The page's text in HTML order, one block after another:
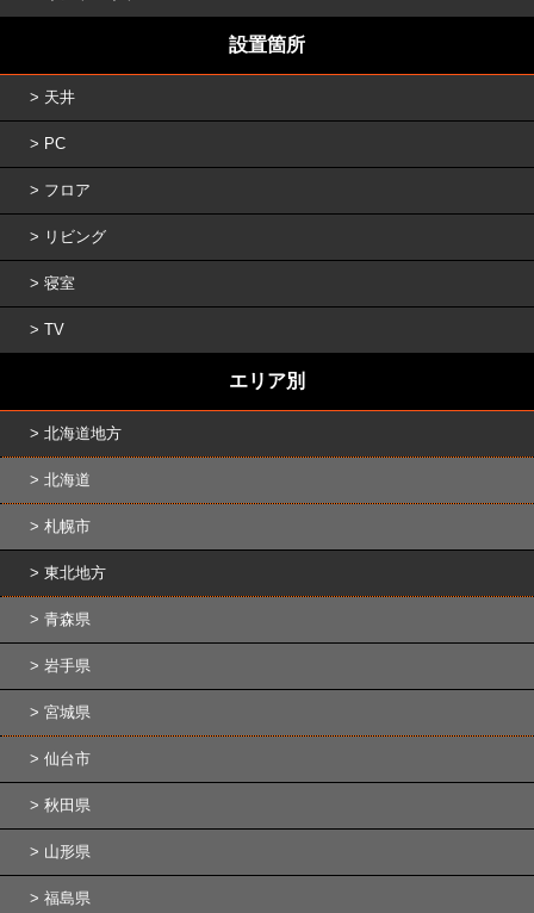
設置箇所
天井
PC
フロア
リビング
寝室
TV
エリア別
北海道地方
北海道
札幌市
東北地方
青森県
岩手県
宮城県
仙台市
秋田県
山形県
福島県